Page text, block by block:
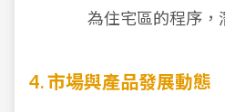
為住宅區的程序，
4. 市場與產品發展動態